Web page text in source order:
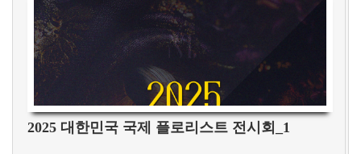
2025 대한민국 국제 플로리스트 전시회_1